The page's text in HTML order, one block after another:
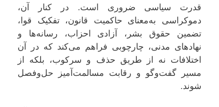
قدرت سیاسی ضروری است. در کنار آن،
دموکراسی به‌معنای حاکمیت قانون، تفکیک قوا،
تضمین حقوق بشر، آزادی احزاب، رسانه‌ها و
نهادهای مدنی، چارچوبی فراهم می‌کند که در آن
اختلافات نه از طریق حذف و سرکوب، بلکه از
مسیر گفت‌وگو و رقابت مسالمت‌آمیز حل‌وفصل
شوند.